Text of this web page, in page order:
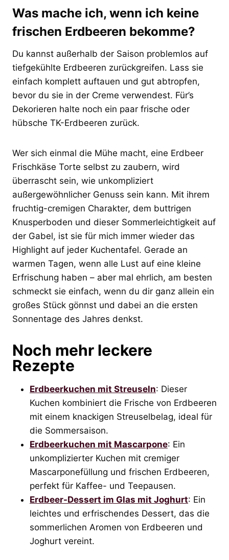
Was mache ich, wenn ich keine
frischen Erdbeeren bekomme?
Du kannst außerhalb der Saison problemlos auf
tiefgekühlte Erdbeeren zurückgreifen. Lass sie
einfach komplett auftauen und gut abtropfen,
bevor du sie in der Creme verwendest. Für’s
Dekorieren halte noch ein paar frische oder
hübsche TK-Erdbeeren zurück.
Wer sich einmal die Mühe macht, eine Erdbeer
Frischkäse Torte selbst zu zaubern, wird
überrascht sein, wie unkompliziert
außergewöhnlicher Genuss sein kann. Mit ihrem
fruchtig-cremigen Charakter, dem buttrigen
Knusperboden und dieser Sommerleichtigkeit auf
der Gabel, ist sie für mich immer wieder das
Highlight auf jeder Kuchentafel. Gerade an
warmen Tagen, wenn alle Lust auf eine kleine
Erfrischung haben – aber mal ehrlich, am besten
schmeckt sie einfach, wenn du dir ganz allein ein
großes Stück gönnst und dabei an die ersten
Sonnentage des Jahres denkst.
Noch mehr leckere
Rezepte
Erdbeerkuchen mit Streuseln: Dieser
Kuchen kombiniert die Frische von Erdbeeren
mit einem knackigen Streuselbelag, ideal für
die Sommersaison.
Erdbeerkuchen mit Mascarpone: Ein
unkomplizierter Kuchen mit cremiger
Mascarponefüllung und frischen Erdbeeren,
perfekt für Kaffee- und Teepausen.
Erdbeer-Dessert im Glas mit Joghurt: Ein
leichtes und erfrischendes Dessert, das die
sommerlichen Aromen von Erdbeeren und
Joghurt vereint.